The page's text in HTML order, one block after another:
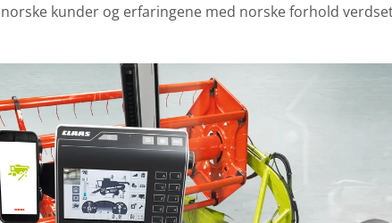
kunder og erfaringene med norske forhold